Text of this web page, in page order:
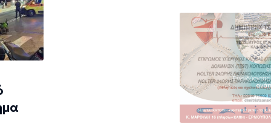
προορισμούς
πίεση
4 ώρες 31 λεπτά πρίν